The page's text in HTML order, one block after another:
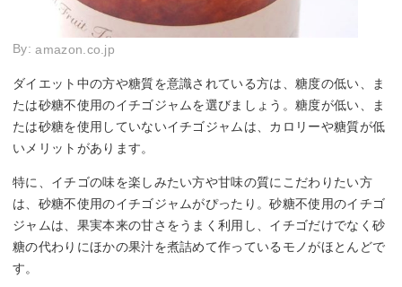
By:amazon.co.jp
ダイエット中の方や糖質を意識されている方は、糖度の低い、ま
たは砂糖不使用のイチゴジャムを選びましょう。糖度が低い、ま
たは砂糖を使用していないイチゴジャムは、カロリーや糖質が低
いメリットがあります。
特に、イチゴの味を楽しみたい方や甘味の質にこだわりたい方
は、砂糖不使用のイチゴジャムがぴったり。砂糖不使用のイチゴ
ジャムは、果実本来の甘さをうまく利用し、イチゴだけでなく砂
糖の代わりにほかの果汁を煮詰めて作っているモノがほとんどで
す。